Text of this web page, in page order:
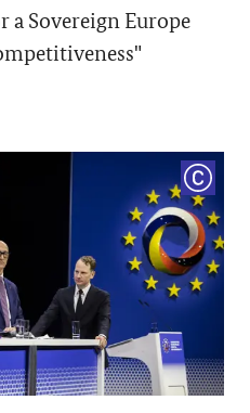
a Sovereign Europe